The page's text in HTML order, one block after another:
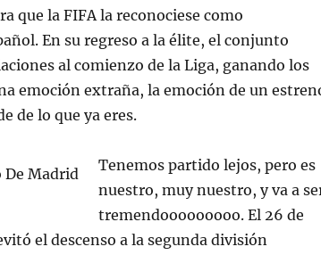
que la FIFA la reconociese como
En su regreso a la élite, el conjunto
al comienzo de la Liga, ganando los
emoción extraña, la emoción de un
de lo que ya eres.
Tenemos partido lejos, pero es
nuestro, muy nuestro, y va a
tremendooooooooo. El 26 de
el descenso a la segunda división